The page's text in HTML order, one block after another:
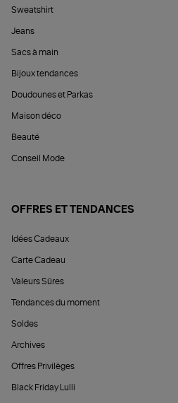
Sweatshirt
Jeans
Sacs à main
Bijoux tendances
Doudounes et Parkas
Maison déco
Beauté
Conseil Mode
OFFRES ET TENDANCES
Idées Cadeaux
Carte Cadeau
Valeurs Sûres
Tendances du moment
Soldes
Archives
Offres Privilèges
Black Friday Lulli